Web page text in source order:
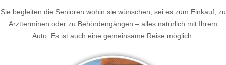
Sie begleiten die Senioren wohin sie wünschen, sei es zum Einkauf, zu
Arztterminen oder zu Behördengängen – alles natürlich mit Ihrem
Auto. Es ist auch eine gemeinsame Reise möglich.